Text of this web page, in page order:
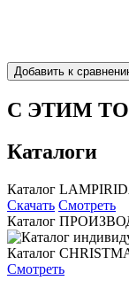
С ЭТИМ
Каталоги
Каталог
Скачать Смотреть
Каталог
Каталог
Смотреть